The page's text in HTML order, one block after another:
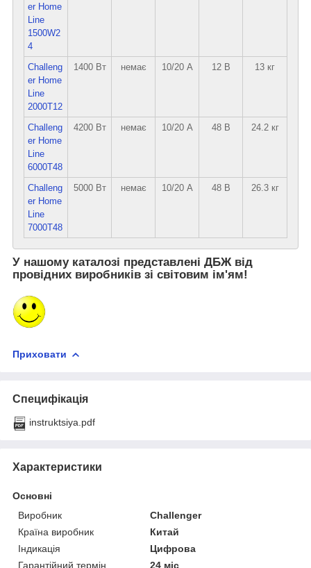
er Home
Line
1500W2
4
Challeng
er Home
Line
2000T12
1400 Вт немає 10/20 А 12 В 13 кг
Challeng
er Home
Line
6000T48
4200 Вт немає 10/20 А 48 В 24.2 кг
Challeng
er Home
Line
7000T48
5000 Вт немає 10/20 А 48 В 26.3 кг
У нашому каталозі представлені ДБЖ від
провідних виробників зі світовим ім'ям!
Приховати
Специфікація
instruktsiya.pdf
Характеристики
Основні
Виробник
Challenger
Країна виробник
Китай
Індикація
Цифрова
Гарантійний термін
24 міс